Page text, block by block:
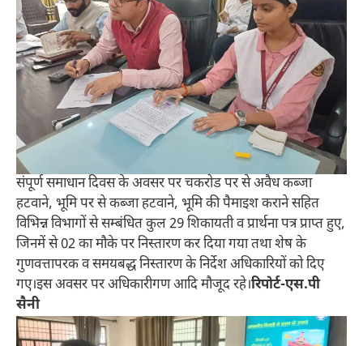
संपूर्ण समाधान दिवस के अवसर पर चकरोड पर से अवैध कब्जा
हटवाने, भूमि पर से कब्जा हटवाने, भूमि की पैमाइश कराने सहित
विभिन्न विभागों से सम्बंधित कुल 29 शिकायती व प्रार्थना पत्र प्राप्त हुए,
जिनमें से 02 का मौके पर निस्तारण कर दिया गया तथा शेष के
गुणवत्तापरक व समयबद्ध निस्तारण के निर्देश अधिकारियों को दिए
गए।इस अवसर पर अधिकारीगण आदि मौजूद रहे।रिपोर्ट-एस.पी
सैनी